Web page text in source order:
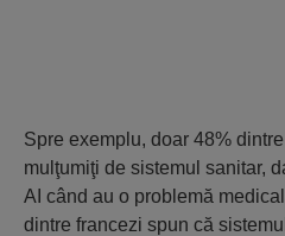
Spre exemplu, doar 48%
mulţumiţi de sistemul sanitar,
AI când au o problemă
dintre francezi spun că